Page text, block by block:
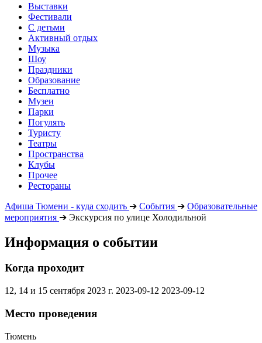
Выставки
Фестивали
С детьми
Активный отдых
Музыка
Шоу
Праздники
Образование
Бесплатно
Музеи
Парки
Погулять
Туристу
Театры
Пространства
Клубы
Прочее
Рестораны
Афиша Тюмени - куда сходить ➔ События ➔ Образовательные
мероприятия ➔ Экскурсия по улице Холодильной
Информация о событии
Когда проходит
12, 14 и 15 сентября 2023 г. 2023-09-12 2023-09-12
Место проведения
Тюмень